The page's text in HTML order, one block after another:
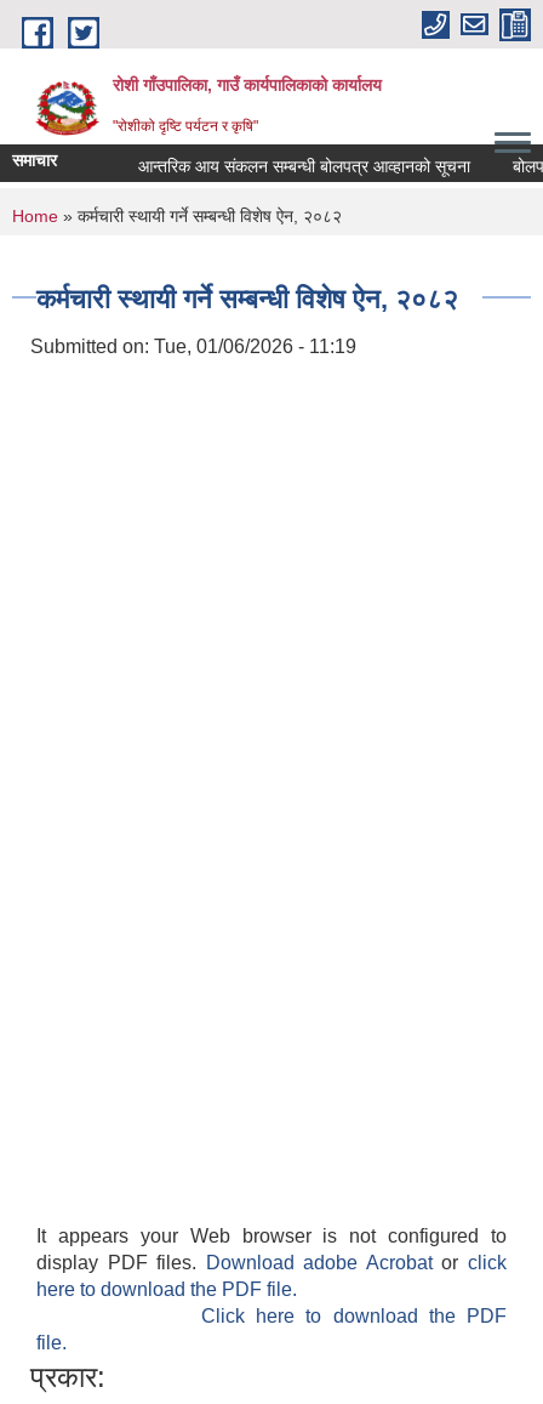
Skip to main content
रोशी गाँउपालिका, गाउँ कार्यपालिकाको कार्यालय
"रोशीको दृष्टि पर्यटन र कृषि"
समाचार आन्तरिक आय संकलन सम्बन्धी बोलपत्र आव्हानको सूचना
You are here
Home » कर्मचारी स्थायी गर्ने सम्बन्धी विशेष ऐन, २०८२
कर्मचारी स्थायी गर्ने सम्बन्धी विशेष ऐन, २०८२
Submitted on: Tue, 01/06/2026 - 11:19
It appears your Web browser is not configured to
display PDF files.
Download adobe Acrobatorclick
here to download the PDF file.
Click here to download the PDF
file.
प्रकार: